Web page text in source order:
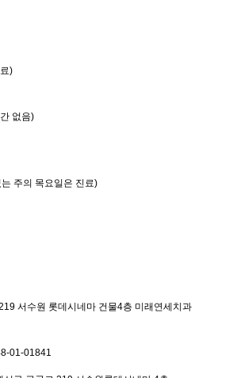
)
없음)
주의 목요일은 진료)
서수원 롯데시네마 건물4층 미래연세치과
01-01841